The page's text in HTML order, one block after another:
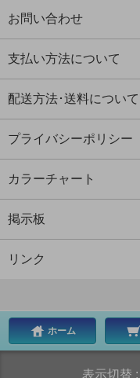
お問い合わせ
支払い方法について
配送方法･送料について
プライバシーポリシー
カラーチャート
掲示板
リンク
ホーム
表示切替 :